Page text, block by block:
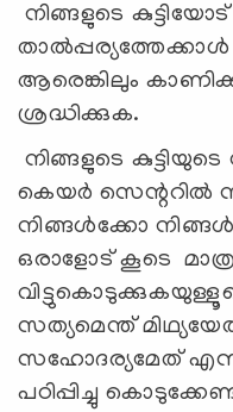
നിങ്ങളുടെ
ആരെങ്കിലും
ശ്രദ്ധിക്കുക.
നിങ്ങളുടെ
കെയർ സെന്ററിൽ
നിങ്ങൾക്കോ
ഒരാളോട് കൂടെ
സത്യമെന്ത്
സഹോദര്യമേത്
പഠിപ്പിച്ചു